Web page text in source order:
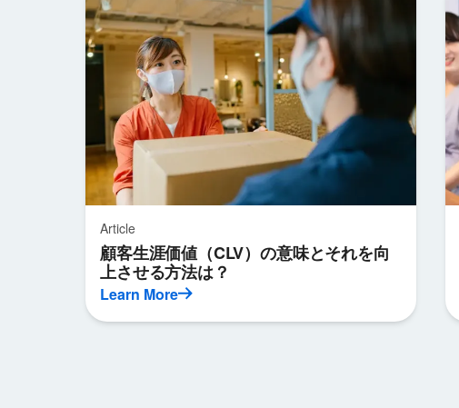
Article
顧客生涯価値（CLV）の意味とそれを向
上させる方法は？
Learn More